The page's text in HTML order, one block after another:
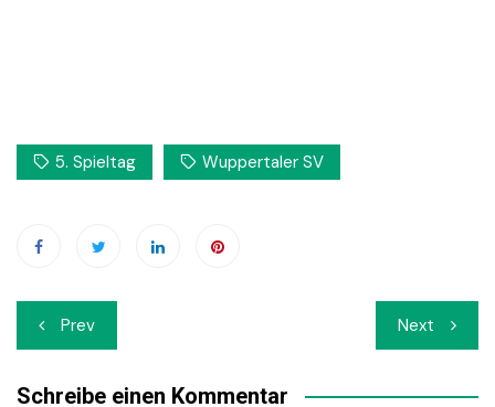
5. Spieltag Wuppertaler SV
Beitrags-
Navigation
Prev Next
Schreibe einen Kommentar